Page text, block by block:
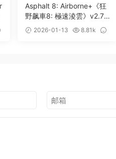
Asphalt 8: Airborne+《狂
野飙車8: 極速淩雲》v2.7.0
for Mac 中文版 火爆競速
賽車遊戲
2026-01-13
8.81k